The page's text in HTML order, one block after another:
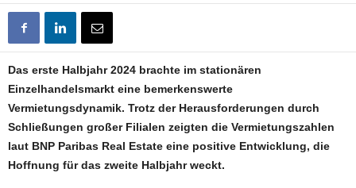
Das erste Halbjahr 2024 brachte im stationären
Einzelhandelsmarkt eine bemerkenswerte
Vermietungsdynamik. Trotz der Herausforderungen durch
Schließungen großer Filialen zeigten die Vermietungszahlen
laut BNP Paribas Real Estate eine positive Entwicklung, die
Hoffnung für das zweite Halbjahr weckt.